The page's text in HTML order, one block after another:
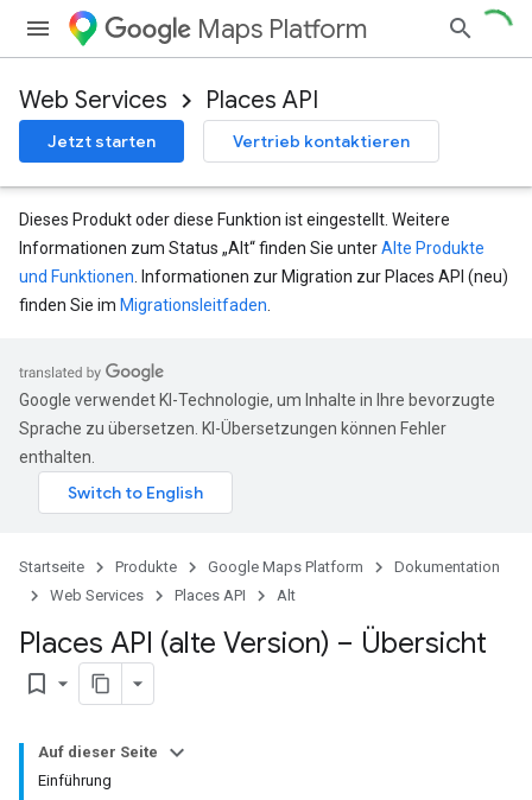
Maps Platform
Web Services Places API
Jetzt starten Vertrieb kontaktieren
Dieses Produkt oder diese Funktion ist eingestellt. Weitere
Informationen zum Status „Alt“ finden Sie unterAlte Produkte
und Funktionen . Informationen zur Migration zur Places API (neu)
finden Sie im Migrationsleitfaden
Google verwendet KI-Technologie, um Inhalte in Ihre bevorzugte
Sprache zu übersetzen. KI-Übersetzungen können Fehler
enthalten.
Startseite Produkte Google Maps Platform
Dokumentation
Web Services
Places API Alt
Places API (alte Version) – Übersicht
bookmark_border
Auf dieser Seite
Einführung